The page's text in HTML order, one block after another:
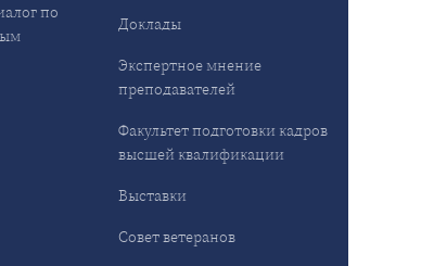
по
Доклады
Экспертное мнение
преподавателей
Факультет подготовки кадров
высшей квалификации
Выставки
Совет ветеранов